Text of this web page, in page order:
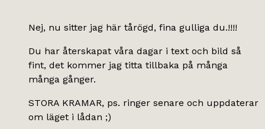
Nej, nu sitter jag här tårögd, fina gulliga du.!!!!
Du har återskapat våra dagar i text och bild så
fint, det kommer jag titta tillbaka på många
många gånger.
STORA KRAMAR, ps. ringer senare och uppdaterar
om läget i lådan ;)